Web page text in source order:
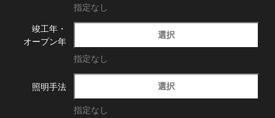
指定なし
竣工年・
オープン年
選択
指定なし
照明手法 選択
指定なし